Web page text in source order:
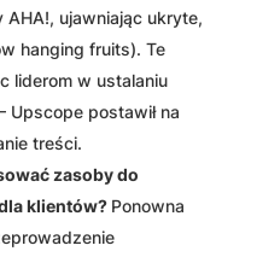
ujawniając ukryte,
hanging fruits). Te
liderom w ustalaniu
postawił na
treści.
zasoby do
klientów? Ponowna